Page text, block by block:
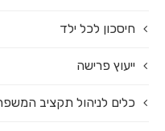
חיסכון לכל ילד
ייעוץ פרישה
כלים לניהול תקציב